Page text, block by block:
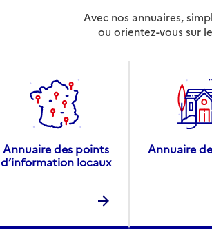
Avec nos annuaires,
ou orientez-vous sur
Annuaire des points
d’information locaux
Annuaire